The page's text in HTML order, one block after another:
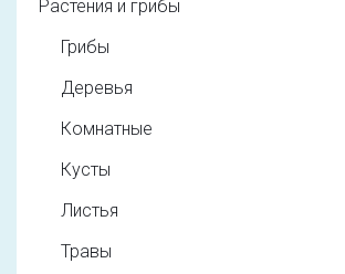
Растения и грибы
Грибы
Деревья
Комнатные
Кусты
Листья
Травы